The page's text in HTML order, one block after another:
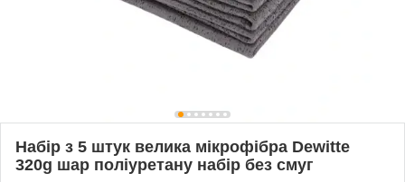
Набір з 5 штук велика мікрофібра Dewitte
320g шар поліуретану набір без смуг